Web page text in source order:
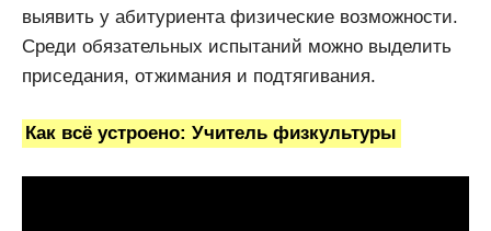
выявить у абитуриента физические возможности.
Среди обязательных испытаний можно выделить
приседания, отжимания и подтягивания.
Как всё устроено: Учитель физкультуры